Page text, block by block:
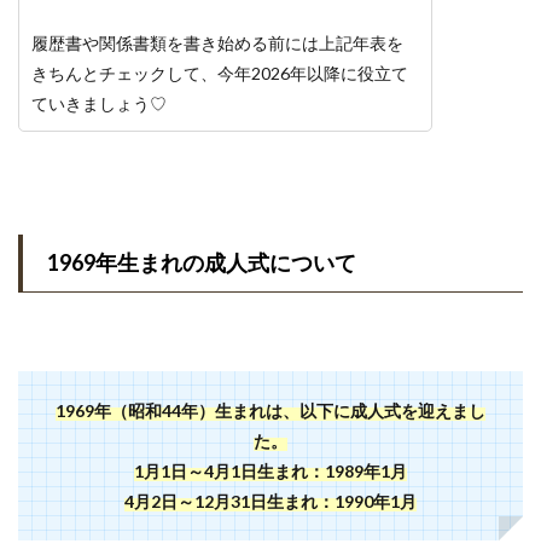
履歴書や関係書類を書き始める前には上記年表を
きちんとチェックして、今年2026年以降に役立て
ていきましょう♡
1969年生まれの成人式について
1969年（昭和44年）生まれは、以下に成人式を迎えまし
た。
1月1日～4月1日生まれ：1989年1月
4月2日～12月31日生まれ：1990年1月